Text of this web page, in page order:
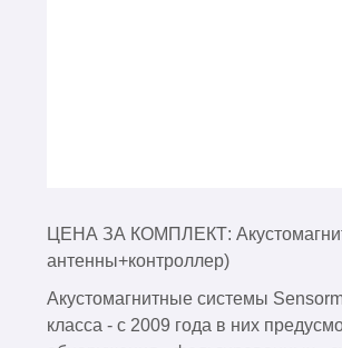
ЦЕНА ЗА КОМПЛЕКТ:
антенны+контроллер)
Акустомагнитные системы
класса - с 2009 года в них